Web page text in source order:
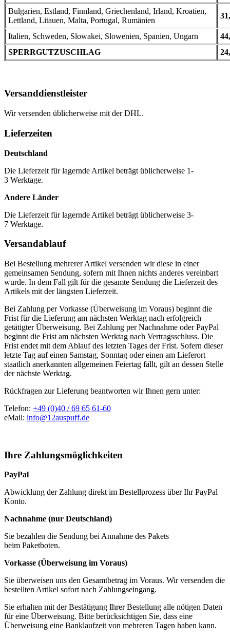
Bulgarien, Estland, Finnland, Griechenland, Irland, Kroatien,
Lettland, Litauen, Malta, Portugal, Rumänien
Italien, Schweden, Slowakei, Slowenien, Spanien, Ungarn
SPERRGUTZUSCHLAG
Versanddienstleister
Wir versenden üblicherweise mit der DHL.
Lieferzeiten
Deutschland
Die Lieferzeit für lagernde Artikel beträgt üblicherweise 1-
3 Werktage.
Andere Länder
Die Lieferzeit für lagernde Artikel beträgt üblicherweise 3-
7 Werktage.
Versandablauf
Bei Bestellung mehrerer Artikel versenden wir diese in einer
gemeinsamen Sendung, sofern mit Ihnen nichts anderes vereinbart
wurde. In dem Fall gilt für die gesamte Sendung die Lieferzeit des
Artikels mit der längsten Lieferzeit.
Bei Zahlung per Vorkasse (Überweisung im Voraus) beginnt die
Frist für die Lieferung am nächsten Werktag nach erfolgreich
getätigter Überweisung. Bei Zahlung per Nachnahme oder PayPal
beginnt die Frist am nächsten Werktag nach Vertragsschluss. Die
Frist endet mit dem Ablauf des letzten Tages der Frist. Sofern dieser
letzte Tag auf einen Samstag, Sonntag oder einen am Lieferort
staatlich anerkannten allgemeinen Feiertag fällt, gilt an dessen Stelle
der nächste Werktag.
Rückfragen zur Lieferung beantworten wir Ihnen gern unter:
Telefon: +49 (0)40 / 69 65 61-60
eMail: info@12auspuff.de
Ihre Zahlungsmöglichkeiten
PayPal
Abwicklung der Zahlung direkt im Bestellprozess über Ihr PayPal
Konto.
Nachnahme (nur Deutschland)
Sie bezahlen die Sendung bei Annahme des Pakets
beim Paketboten.
Vorkasse (Überweisung im Voraus)
Sie überweisen uns den Gesamtbetrag im Voraus. Wir versenden die
bestellten Artikel sofort nach Zahlungseingang.
Sie erhalten mit der Bestätigung Ihrer Bestellung alle nötigen Daten
für eine Überweisung. Bitte berücksichtigen Sie, dass eine
Überweisung eine Banklaufzeit von mehreren Tagen haben kann.